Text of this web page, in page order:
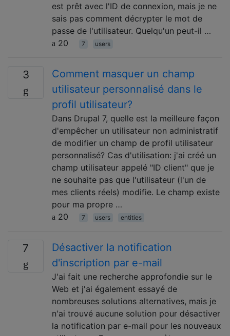
est prêt avec l'ID de connexion, mais je ne
sais pas comment décrypter le mot de
passe de l'utilisateur. Quelqu'un peut-il …
20
7 users
3
Comment masquer un champ
utilisateur personnalisé dans le
profil utilisateur?
Dans Drupal 7, quelle est la meilleure façon
d'empêcher un utilisateur non administratif
de modifier un champ de profil utilisateur
personnalisé? Cas d'utilisation: j'ai créé un
champ utilisateur appelé "ID client" que je
ne souhaite pas que l'utilisateur (l'un de
mes clients réels) modifie. Le champ existe
pour ma propre …
20
7 users entities
7
Désactiver la notification
d'inscription par e-mail
J'ai fait une recherche approfondie sur le
Web et j'ai également essayé de
nombreuses solutions alternatives, mais je
n'ai trouvé aucune solution pour désactiver
la notification par e-mail pour les nouveaux